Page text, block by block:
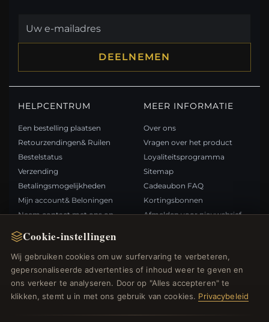
Cookie-instellingen
Wij gebruiken cookies om uw surfervaring te verbeteren,
gepersonaliseerde advertenties of inhoud weer te geven en
ons verkeer te analyseren. Door op "Alles accepteren" te
klikken, stemt u in met ons gebruik van cookies. Privacybeleid
DEELNEMEN
HELPCENTRUM
Een bestelling plaatsen
Retourzendingen& Ruilen
Bestelstatus
Verzending
Betalingsmogelijkheden
Mijn account& Beloningen
Neem contact met ons op
MEER INFORMATIE
Over ons
Vragen over het product
Loyaliteitsprogramma
Sitemap
Cadeaubon FAQ
Kortingsbonnen
Afmelden voor nieuwsbrief
Nieuwe producten
Specials
Blog
BETAALMETHODEN